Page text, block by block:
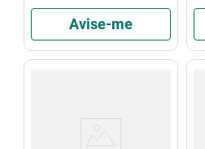
Avise-me